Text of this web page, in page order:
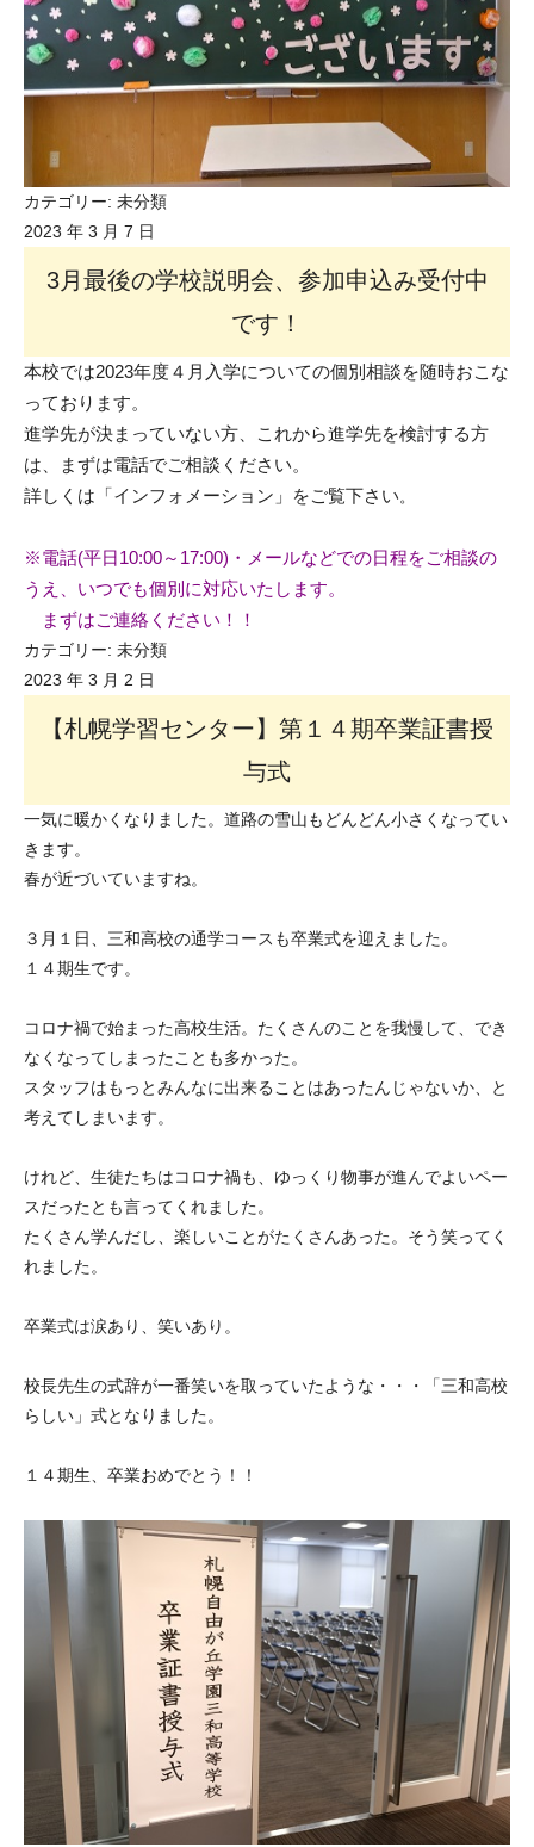
カテゴリー: 未分類
2023 年 3 月 7 日
3月最後の学校説明会、参加申込み受付中
です！
本校では2023年度４月入学についての個別相談を随時おこな
っております。
進学先が決まっていない方、これから進学先を検討する方
は、まずは電話でご相談ください。
詳しくは「インフォメーション」をご覧下さい 。
※電話(平日10:00～17:00)・メールなどでの日程をご相談の
うえ、いつでも個別に対応いたします。
まずはご連絡ください！！
カテゴリー: 未分類
2023 年 3 月 2 日
【札幌学習センター】第１４期卒業証書授
与式
一気に暖かくなりました。道路の雪山もどんどん小さくなってい
きます。
春が近づいていますね。
３月１日、三和高校の通学コースも卒業式を迎えました。
１４期生です。
コロナ禍で始まった高校生活。たくさんのことを我慢して、でき
なくなってしまったことも多かった。
スタッフはもっとみんなに出来ることはあったんじゃないか、と
考えてしまいます。
けれど、生徒たちはコロナ禍も、ゆっくり物事が進んでよいペー
スだったとも言ってくれました。
たくさん学んだし、楽しいことがたくさんあった。そう笑ってく
れました。
卒業式は涙あり、笑いあり。
校長先生の式辞が一番笑いを取っていたような・・・「三和高校
らしい」式となりました。
１４期生、卒業おめでとう！！